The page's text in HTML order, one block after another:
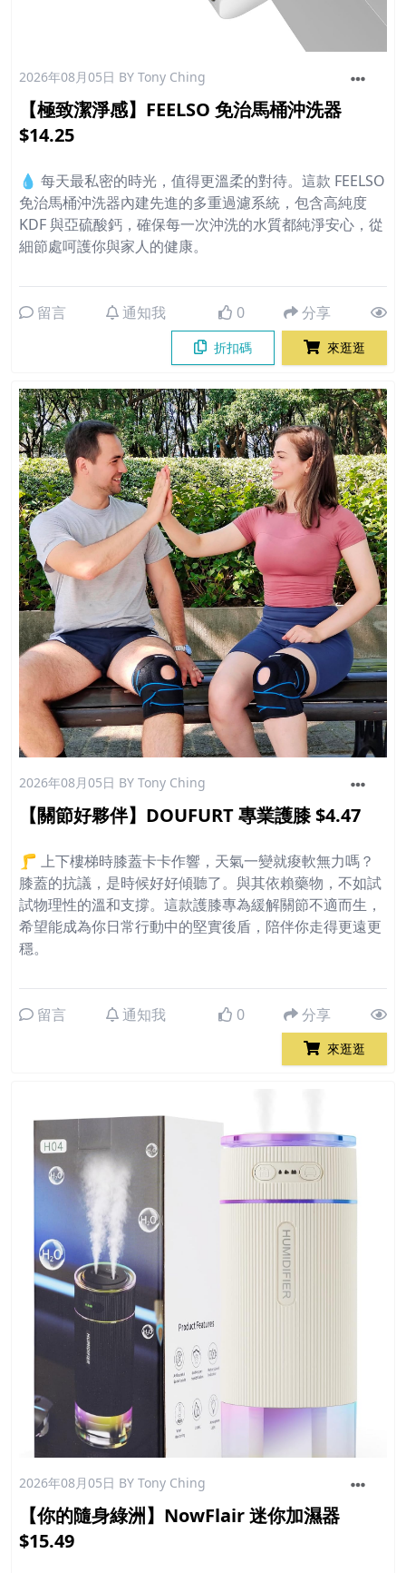
2026年08月05日 BY Tony Ching
【極致潔淨感】FEELSO 免治馬桶沖洗器
$14.25
💧 每天最私密的時光，值得更溫柔的對待。這款 FEELSO
免治馬桶沖洗器內建先進的多重過濾系統，包含高純度
KDF 與亞硫酸鈣，確保每一次沖洗的水質都純淨安心，從
細節處呵護你與家人的健康。
留言 通知我 0 分享
折扣碼 來逛逛
2026年08月05日 BY Tony Ching
【關節好夥伴】DOUFURT 專業護膝 $4.47
🦵 上下樓梯時膝蓋卡卡作響，天氣一變就痠軟無力嗎？
膝蓋的抗議，是時候好好傾聽了。與其依賴藥物，不如試
試物理性的溫和支撐。這款護膝專為緩解關節不適而生，
希望能成為你日常行動中的堅實後盾，陪伴你走得更遠更
穩。
留言 通知我 0 分享
來逛逛
2026年08月05日 BY Tony Ching
【你的隨身綠洲】NowFlair 迷你加濕器
$15.49